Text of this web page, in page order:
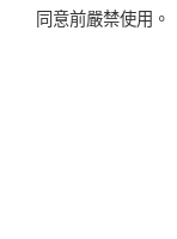
同意前嚴禁使用。